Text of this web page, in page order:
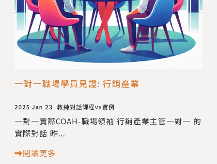
一對一職場學員見證: 行銷產業
2025 Jan 23 教練對話課程vs實例
一對一實際COAH-職場領袖 行銷產業主管一對一 的
實際對話 昨...
閱讀更多